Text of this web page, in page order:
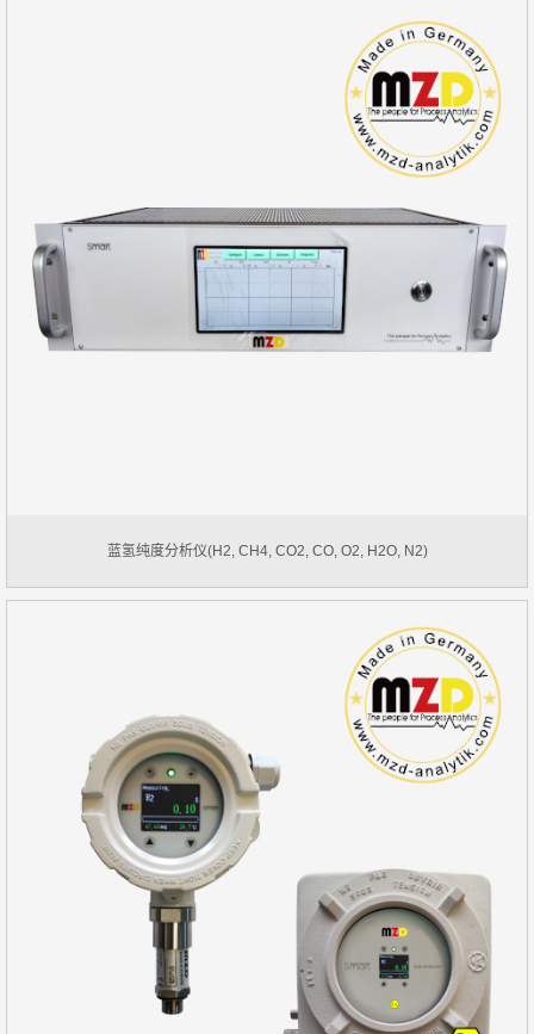
蓝氢纯度分析仪(H2, CH4, CO2, CO, O2, H2O, N2)